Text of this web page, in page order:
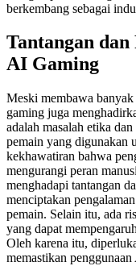
berkembang sebagai
Tantangan
AI Gaming
Meski membawa
gaming juga
adalah masalah etika
pemain yang digunakan
kekhawatiran bahwa
mengurangi peran
menghadapi tantangan
menciptakan
pemain. Selain itu, ada
yang dapat
Oleh karena itu,
memastikan